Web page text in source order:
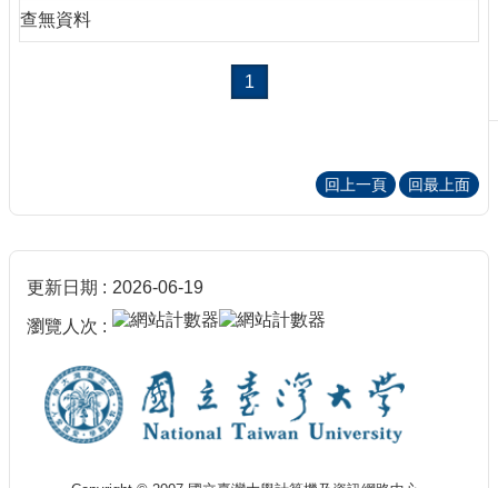
刊
題
術
查無資料
1
回上一頁 回最上面
更新日期 2026-06-19
瀏覽人次